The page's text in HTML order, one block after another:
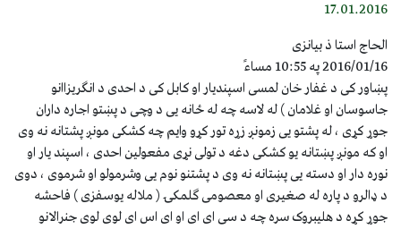
17.01.2016
الحاج استا ذ بیانزی
2016/01/16 په 10:55 مساءً
پښاور کی د غفار خان لمسی اسپندیار او کابل کی د احدی د انګریزاانو
جاسوسان او غلامان ) له لاسه چه له ځانه یی د وچی د پښتو اجاره داران
جوړ کړی ، له پشتو یی زمونږ زړه تور کړو وایم چه کشکی مونږ پشتانه نه وی
او که مونږ پښتانه یو کشکی دغه د تولی نړی مفعولین احدی ، اسپند یار او
نوره دار او دسته یی پښتانه نه وی د پشتنو نوم یی وشرمولو او شرموی ، دوی
د ډالرو د پاره له صغیری او معصومی ګلمکۍ ( ملاله یوسفزی ) فاحشه
جوړ کړه د هلیبروک سره چه د سی ای ای او ای اس ای لوی لوی جنرالانو